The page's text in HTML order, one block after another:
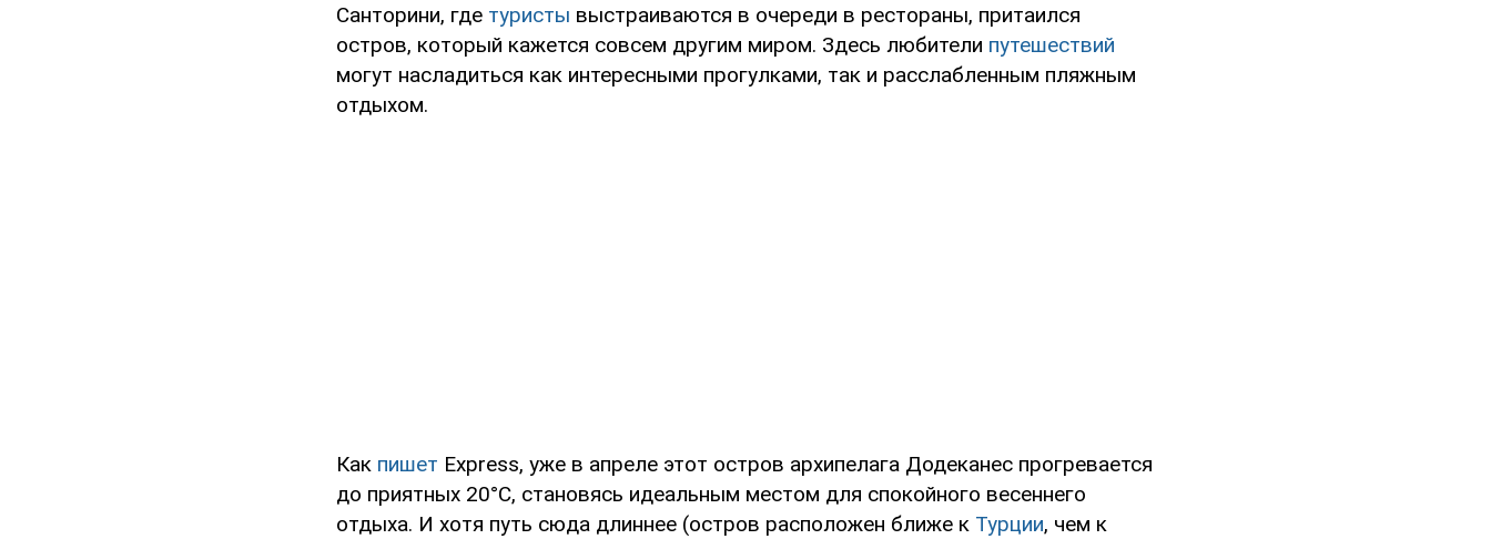
Санторини, где туристы выстраиваются в очереди в рестораны, притаился
остров, который кажется совсем другим миром. Здесь любители путешествий
могут насладиться как интересными прогулками, так и расслабленным пляжным
отдыхом.
Как пишет Express, уже в апреле этот остров архипелага Додеканес прогревается
до приятных 20°C, становясь идеальным местом для спокойного весеннего
отдыха. И хотя путь сюда длиннее (остров расположен ближе к Турции, чем к